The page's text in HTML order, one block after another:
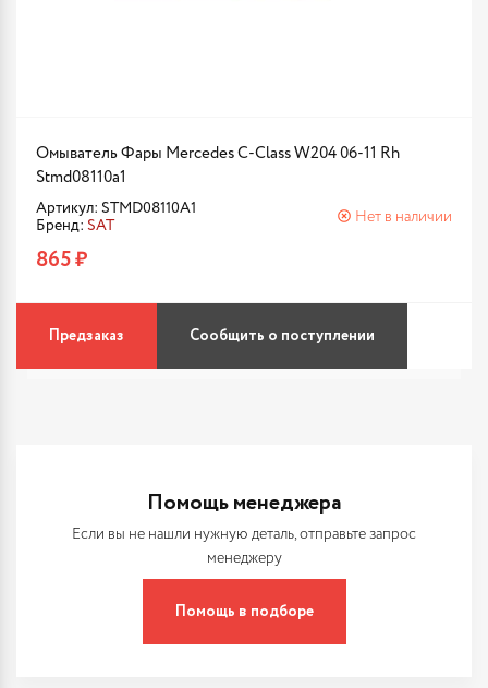
Омыватель Фары Mercedes C-Class W204 06-11 Rh
Stmd08110a1
Артикул: STMD08110A1
Бренд: SAT
Нет в наличии
865 ₽
Предзаказ Сообщить о поступлении
Помощь менеджера
Если вы не нашли нужную деталь, отправьте запрос
менеджеру
Помощь в подборе